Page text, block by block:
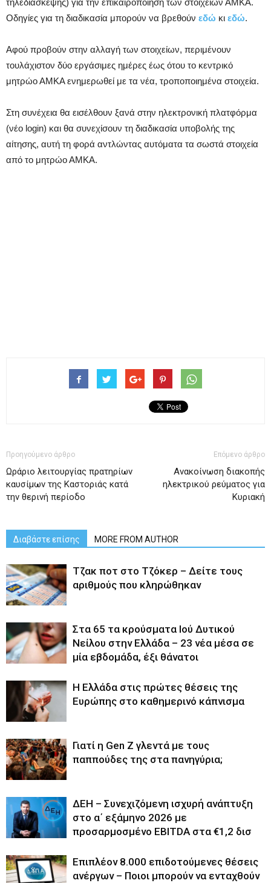
Οδηγίες για τη διαδικασία μπορούν να βρεθούν εδώ κι εδώ.
Αφού προβούν στην αλλαγή των στοιχείων, περιμένουν
τουλάχιστον δύο εργάσιμες ημέρες έως ότου το κεντρικό
μητρώο ΑΜΚΑ ενημερωθεί με τα νέα, τροποποιημένα στοιχεία.
Στη συνέχεια θα εισέλθουν ξανά στην ηλεκτρονική πλατφόρμα
(νέο login) και θα συνεχίσουν τη διαδικασία υποβολής της
αίτησης, αυτή τη φορά αντλώντας αυτόματα τα σωστά στοιχεία
από το μητρώο ΑΜΚΑ.
Προηγούμενο άρθρο
Ωράριο λειτουργίας πρατηρίων
καυσίμων της Καστοριάς κατά
την θερινή περίοδο
Επόμενο άρθρο
Ανακοίνωση διακοπής
ηλεκτρικού ρεύματος για
Κυριακή
Διαβάστε επίσης MORE FROM AUTHOR
Tζακ ποτ στο Τζόκερ – Δείτε τους
αριθμούς που κληρώθηκαν
Στα 65 τα κρούσματα Ιού Δυτικού
Νείλου στην Ελλάδα – 23 νέα μέσα σε
μία εβδομάδα, έξι θάνατοι
Η Ελλάδα στις πρώτες θέσεις της
Ευρώπης στο καθημερινό κάπνισμα
Γιατί η Gen Z γλεντά με τους
παππούδες της στα πανηγύρια;
ΔΕΗ – Συνεχιζόμενη ισχυρή ανάπτυξη
στο α΄ εξάμηνο 2026 με
προσαρμοσμένο EBITDA στα €1,2 δισ
Επιπλέον 8.000 επιδοτούμενες θέσεις
ανέργων – Ποιοι μπορούν να ενταχθούν